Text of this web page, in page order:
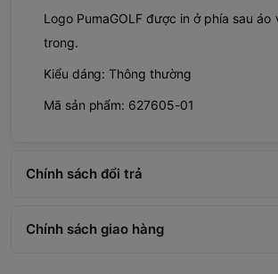
Logo PumaGOLF được in ở phía sau
trong.
Kiểu dáng: Thông thường
Mã sản phẩm: 627605-01
Chính sách đổi trả
Chính sách giao hàng